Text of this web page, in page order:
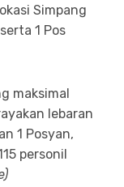
Simpang
1 Pos
maksimal
lebaran
1 Posyan,
personil